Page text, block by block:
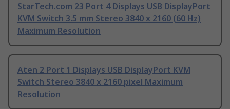
StarTech.com 23 Port 4 Displays USB DisplayPort
KVM Switch 3.5 mm Stereo 3840 x 2160 (60 Hz)
Maximum Resolution
Aten 2 Port 1 Displays USB DisplayPort KVM
Switch Stereo 3840 x 2160 pixel Maximum
Resolution